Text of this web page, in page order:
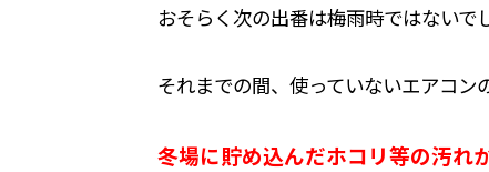
おそらく次の出番は梅雨時ではないで
それまでの間、使っていないエアコン
冬場に貯め込んだホコリ等の汚れ